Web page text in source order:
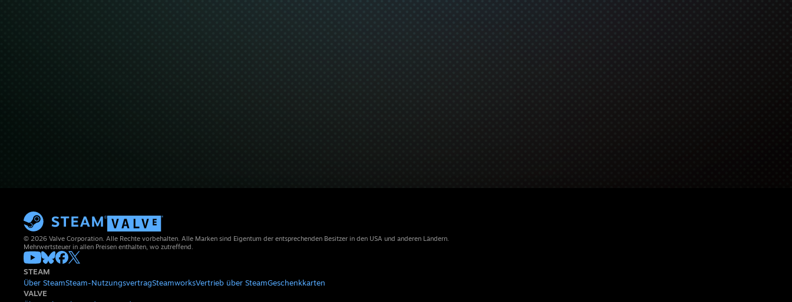
© 2026 Valve Corporation. Alle Rechte vorbehalten. Alle Marken sind Eigentum der entsprechenden Besitzer in den USA und anderen Ländern.
Mehrwertsteuer in allen Preisen enthalten, wo zutreffend.
STEAM
Über SteamSteam-NutzungsvertragSteamworksVertrieb über SteamGeschenkkarten
VALVE